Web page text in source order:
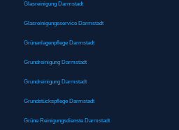
Glasreinigung Darmstadt
Glasreinigungsservice Darmstadt
Grünanlagenpflege Darmstadt
Grundreinigung Darmstadt
Grundreinigung Darmstadt
Grundstückspflege Darmstadt
Grüne Reinigungsdienste Darmstadt